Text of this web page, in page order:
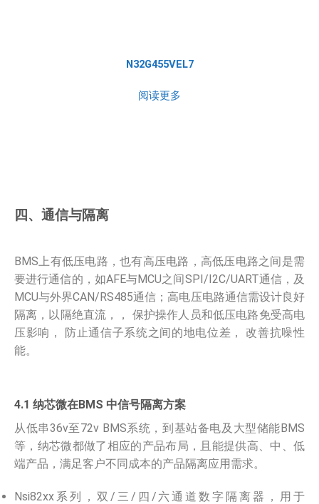
N32G455VEL7
阅读更多
四、通信与隔离
BMS上有低压电路，也有高压电路，高低压电路之间是需
要进行通信的，如AFE与MCU之间SPI/I2C/UART通信，及
MCU与外界CAN/RS485通信；高电压电路通信需设计良好
隔离，以隔绝直流，， 保护操作人员和低压电路免受高电
压影响， 防止通信子系统之间的地电位差， 改善抗噪性
能。
4.1 纳芯微在BMS 中信号隔离方案
从低串36v至72v BMS系统，到基站备电及大型储能BMS
等，纳芯微都做了相应的产品布局，且能提供高、中、低
端产品，满足客户不同成本的产品隔离应用需求。
Nsi82xx系列，双/三/四/六通道数字隔离器，用于